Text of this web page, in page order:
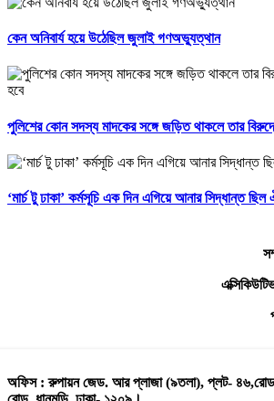
কেন অনিবার্য হয়ে উঠেছিল জুলাই গণঅভ্যুত্থান
পুলিশের কোন সদস্য মাদকের সঙ্গে জড়িত থাকলে তার
‘মার্চ টু ঢাকা’ কর্মসূচি এক দিন এগিয়ে আনার সিদ্ধান্ত ছিল
অফিস : রুপায়ন জেড. আর প্লাজা (৯তলা), প্লট-